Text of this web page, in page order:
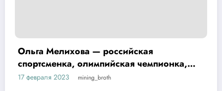
— российская
олимпийская чемпионка,
и забавные подробности
mining_broth
ранних лет